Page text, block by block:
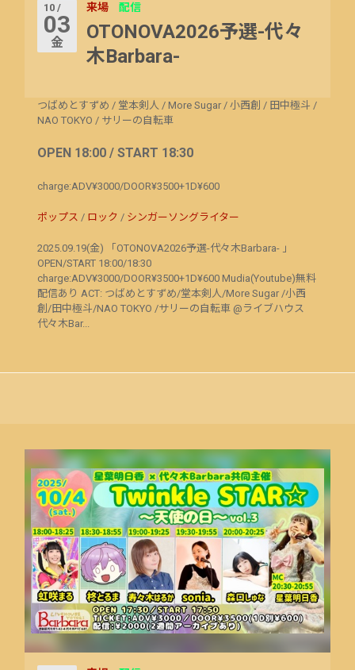
10 /
03
金
来場 配信
OTONOVA2026予選-代々
木Barbara-
つばめとすずめ / 堂本剣人 / More Sugar / 小西創 / 田中極斗 /
NAO TOKYO / サリーの自転車
OPEN 18:00 / START 18:30
charge:ADV¥3000/DOOR¥3500+1D¥600
ポップス / ロック / シンガーソングライター
2025.09.19(金) 「OTONOVA2026予選-代々木Barbara- 」
OPEN/START 18:00/18:30
charge:ADV¥3000/DOOR¥3500+1D¥600 Mudia(Youtube)無料
配信あり ACT: つばめとすずめ/堂本剣人/More Sugar /小西
創/田中極斗/NAO TOKYO /サリーの自転車 @ライブハウス
代々木Bar...